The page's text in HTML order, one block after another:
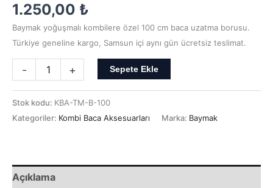
1.250,00 ₺
Baymak yoğuşmalı kombilere özel 100 cm baca uzatma borusu.
Türkiye geneline kargo, Samsun içi aynı gün ücretsiz teslimat.
- + Sepete Ekle
Stok kodu: KBA-TM-B-100
Kategoriler: Kombi Baca Aksesuarları Marka: Baymak
Açıklama